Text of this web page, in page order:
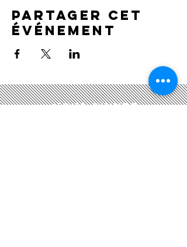
Partager cet
événement
Nous suivre